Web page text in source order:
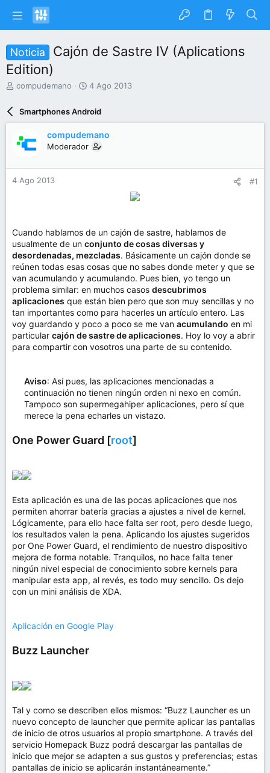
Noticia
Cajón de Sastre IV (Aplications
Edition)
I
a
r
d
m
a
compudemano
F
h
d
e
n
4 Ago 2013
Smartphones Android
compudemano
Moderador
4 Ago 2013 #1
Cuando hablamos de un cajón de sastre, hablamos de
usualmente de un conjunto de cosas diversas y
desordenadas, mezcladas. Básicamente un cajón donde se
reúnen todas esas cosas que no sabes donde meter y que se
van acumulando y acumulando. Pues bien, yo tengo un
problema similar: en muchos casos descubrimos
aplicaciones que están bien pero que son muy sencillas y no
tan importantes como para hacerles un artículo entero. Las
voy guardando y poco a poco se me van acumulando en mi
particular cajón de sastre de aplicaciones. Hoy lo voy a abrir
para compartir con vosotros una parte de su contenido.
Aviso: Así pues, las aplicaciones mencionadas a
continuación no tienen ningún orden ni nexo en común.
Tampoco son supermegahiper aplicaciones, pero sí que
merece la pena echarles un vistazo.
One Power Guard [root]
Esta aplicación es una de las pocas aplicaciones que nos
permiten ahorrar batería gracias a ajustes a nivel de kernel.
Lógicamente, para ello hace falta ser root, pero desde luego,
los resultados valen la pena. Aplicando los ajustes sugeridos
por One Power Guard, el rendimiento de nuestro dispositivo
mejora de forma notable. Tranquilos, no hace falta tener
ningún nivel especial de conocimiento sobre kernels para
manipular esta app, al revés, es todo muy sencillo. Os dejo
con un mini análisis de XDA.
Aplicación en Google Play
Buzz Launcher
Tal y como se describen ellos mismos: “Buzz Launcher es un
nuevo concepto de launcher que permite aplicar las pantallas
de inicio de otros usuarios al propio smartphone. A través del
servicio Homepack Buzz podrá descargar las pantallas de
inicio que mejor se adapten a sus gustos y preferencias; estas
pantallas de inicio se aplicarán instantáneamente.”